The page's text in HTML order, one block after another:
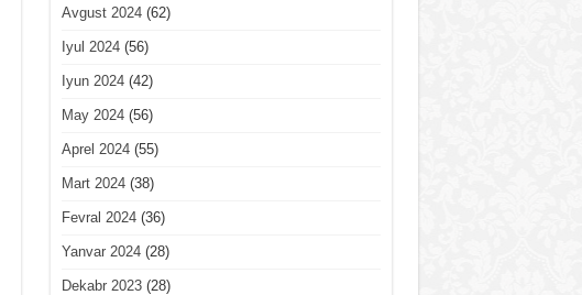
Avgust 2024(62)
Iyul 2024(56)
Iyun 2024(42)
May 2024(56)
Aprel 2024(55)
Mart 2024(38)
Fevral 2024(36)
Yanvar 2024(28)
Dekabr 2023(28)